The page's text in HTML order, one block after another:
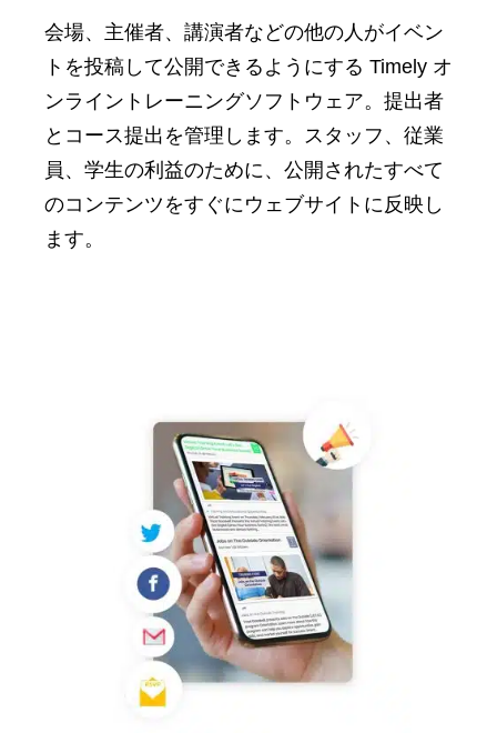
会場、主催者、講演者などの他の人がイベン
トを投稿して公開できるようにする Timely オ
ンライントレーニングソフトウェア。提出者
とコース提出を管理します。スタッフ、従業
員、学生の利益のために、公開されたすべて
のコンテンツをすぐにウェブサイトに反映し
ます。